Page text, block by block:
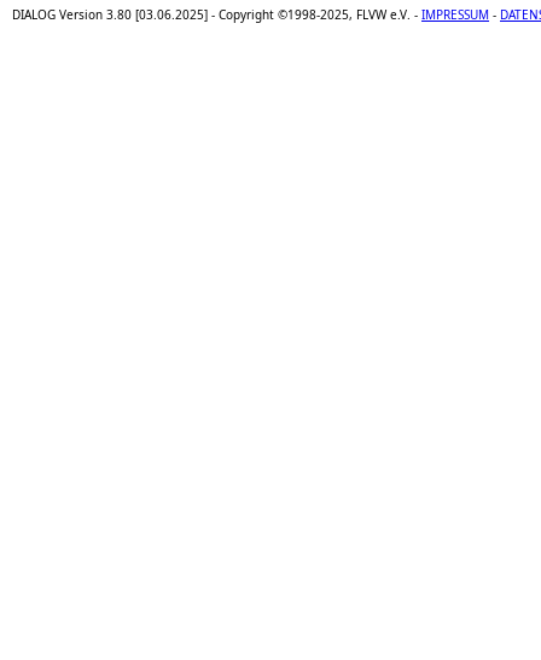
DIALOG Version 3.80 [03.06.2025] - Copyright ©1998-2025, FLVW e.V. - IMPRESSUM -